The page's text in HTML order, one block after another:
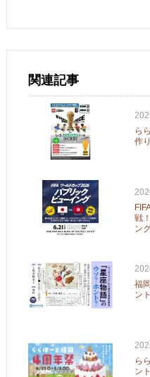
関連記事
ら
作
戦
ン
福
ン
ら
ン